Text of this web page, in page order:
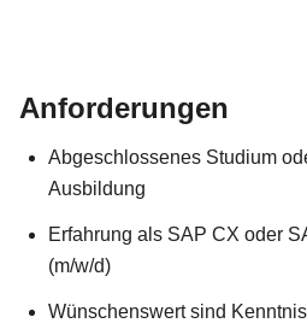
Anforderungen
Abgeschlossenes Studium
Ausbildung
Erfahrung als SAP CX oder
(m/w/d)
Wünschenswert sind